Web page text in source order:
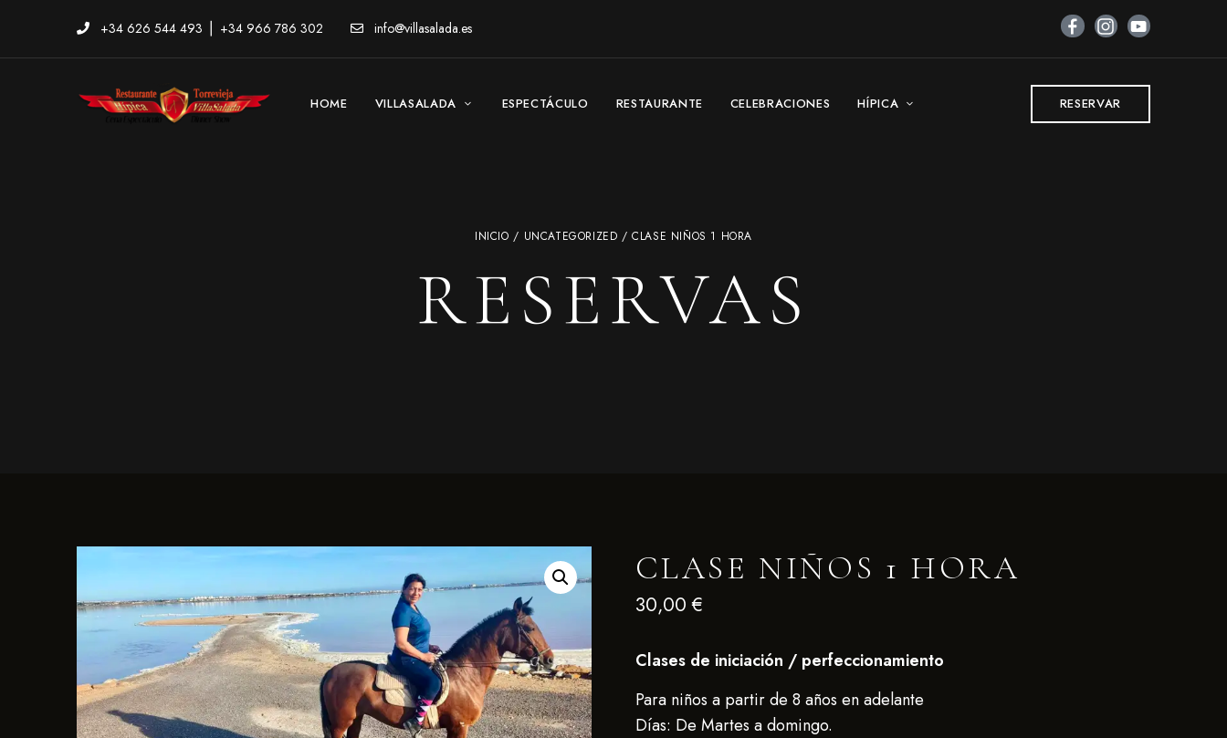
+34 626 544 493 ⎪ +34 966 786 302 info@villasalada.es
HOME VILLASALADA ESPECTÁCULO RESTAURANTE CELEBRACIONES HÍPICA RESERVAR
INICIO / UNCATEGORIZED / CLASE NIÑOS 1 HORA
RESERVAS
CLASE NIÑOS 1 HORA
30,00€
Clases de iniciación / perfeccionamiento
Para niños a partir de 8 años en adelante
Días: De Martes a domingo.